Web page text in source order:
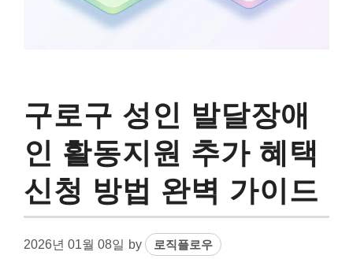
구로구 성인 발달장애
인 활동지원 추가 혜택
신청 방법 완벽 가이드
2026년 01월 08일 by 로직플로우